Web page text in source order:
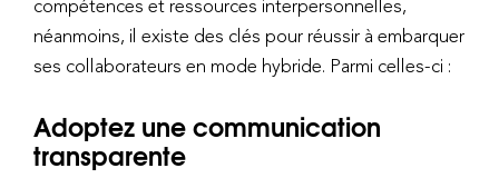
compétences et ressources interpersonnelles,
néanmoins, il existe des clés pour réussir à embarquer
ses collaborateurs en mode hybride. Parmi celles-ci :
Adoptez une communication
transparente